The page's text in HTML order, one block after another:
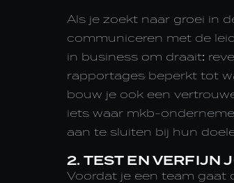
Als je zoekt naar groei in
communiceren met de
in business om draait:
rapportages beperkt tot
bouw je ook een
iets waar mkb-
aan te sluiten bij hun
2. TEST EN VERFIJN
Voordat je een team gaat